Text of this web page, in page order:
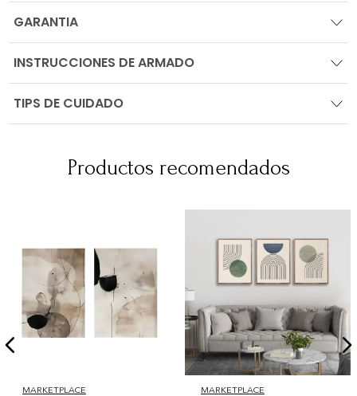
GARANTIA
INSTRUCCIONES DE ARMADO
TIPS DE CUIDADO
Productos recomendados
MARKETPLACE MARKETPLACE